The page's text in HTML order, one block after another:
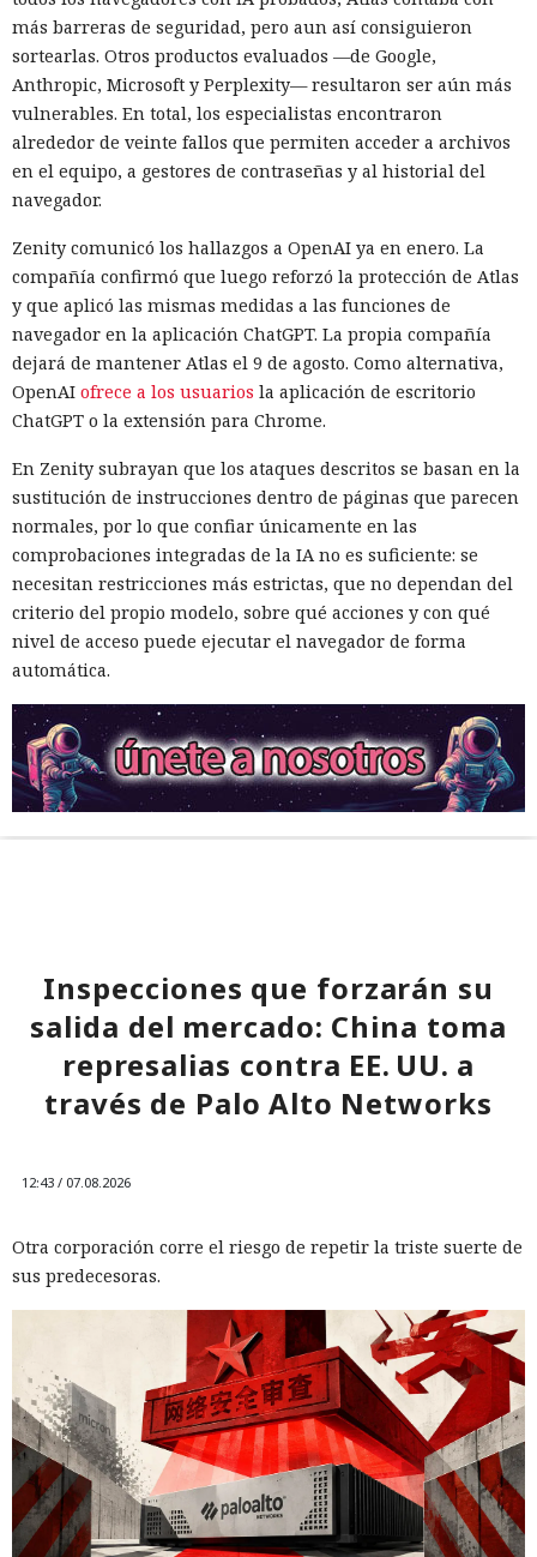
más barreras de seguridad, pero aun así consiguieron
sortearlas. Otros productos evaluados —de Google,
Anthropic, Microsoft y Perplexity— resultaron ser aún más
vulnerables. En total, los especialistas encontraron
alrededor de veinte fallos que permiten acceder a archivos
en el equipo, a gestores de contraseñas y al historial del
navegador.
Zenity comunicó los hallazgos a OpenAI ya en enero. La
compañía confirmó que luego reforzó la protección de Atlas
y que aplicó las mismas medidas a las funciones de
navegador en la aplicación ChatGPT. La propia compañía
dejará de mantener Atlas el 9 de agosto. Como alternativa,
OpenAI ofrece a los usuarios la aplicación de escritorio
ChatGPT o la extensión para Chrome.
En Zenity subrayan que los ataques descritos se basan en la
sustitución de instrucciones dentro de páginas que parecen
normales, por lo que confiar únicamente en las
comprobaciones integradas de la IA no es suficiente: se
necesitan restricciones más estrictas, que no dependan del
criterio del propio modelo, sobre qué acciones y con qué
nivel de acceso puede ejecutar el navegador de forma
automática.
Inspecciones que forzarán su
salida del mercado: China toma
represalias contra EE. UU. a
través de Palo Alto Networks
12:43 / 07.08.2026
Otra corporación corre el riesgo de repetir la triste suerte de
sus predecesoras.